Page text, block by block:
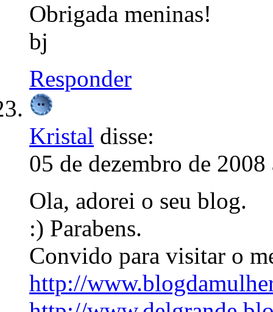
Obrigada meninas!
bj
Responder
Kristal disse:
05 de dezembro de 2008
Ola, adorei o seu blog.
:) Parabens.
Convido para visitar o
http://